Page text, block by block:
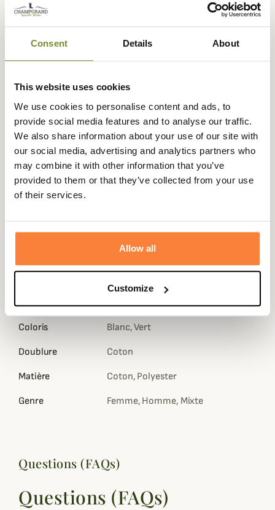
Consent Details About
This website uses cookies
We use cookies to personalise content and ads, to
provide social media features and to analyse our traffic.
We also share information about your use of our site with
our social media, advertising and analytics partners who
may combine it with other information that you’ve
provided to them or that they’ve collected from your use
of their services.
Allow all
Customize
Description
casquette Sun à la coupe Trucker pour un style 100%
Américain et tendance.
Cette casquette en 6 pans a une forme trucker très
apprécié aux Etats-Unis avec deux pans avant et une
visière courbée en coton de qualité et l'arrière en tissu
mesh respirant.
Elle possède un écusson brodé sur l'avant qui met à
ajustement et elle est dotée d'un rebord en coton pour
Fiche technique
Composition 100% Coton, 100% Polyester
Coloris Blanc, Vert
Doublure Coton
Matière Coton, Polyester
Genre Femme, Homme, Mixte
Questions (FAQs)
Questions (FAQs)